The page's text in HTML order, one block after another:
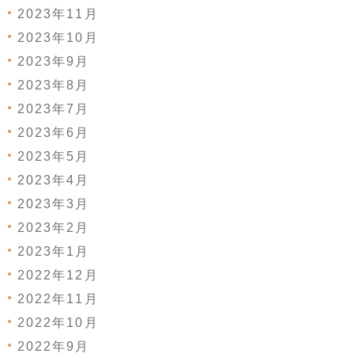
2023年11月
2023年10月
2023年9月
2023年8月
2023年7月
2023年6月
2023年5月
2023年4月
2023年3月
2023年2月
2023年1月
2022年12月
2022年11月
2022年10月
2022年9月